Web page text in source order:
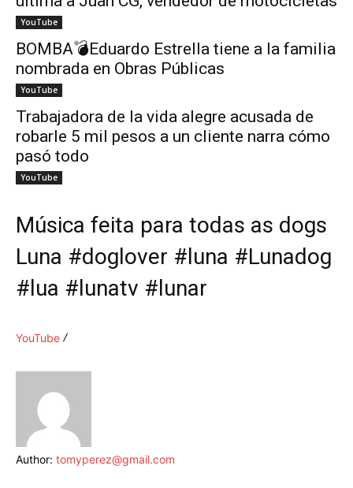
YouTube
BOMBA💣Eduardo Estrella tiene a la familia
nombrada en Obras Públicas
YouTube
Trabajadora de la vida alegre acusada de
robarle 5 mil pesos a un cliente narra cómo
pasó todo
YouTube
Música feita para todas as dogs
Luna #doglover #luna #Lunadog
#lua #lunatv #lunar
YouTube
Author: tomyperez@gmail.com